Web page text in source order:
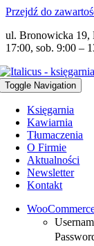
Przejdź do
ul. Bronowicka 19,
17:00, sob. 9:00 –
Toggle Navigation
Księgarnia
Kawiarnia
Tłumaczenia
O Firmie
Aktualności
Newsletter
Kontakt